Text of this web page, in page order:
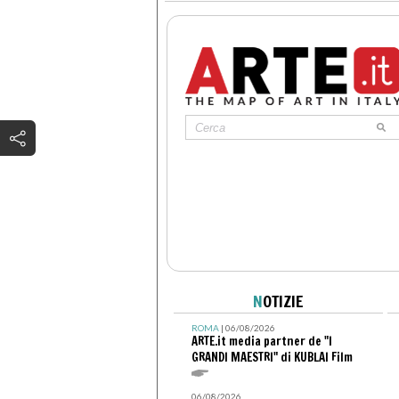
NOTIZIE
ROMA| 06/08/2026
ARTE.it media partner de "I
GRANDI MAESTRI" di KUBLAI Film
06/08/2026